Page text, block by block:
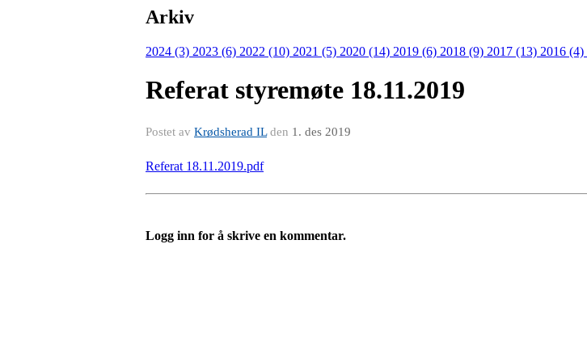
Arkiv
2024 (3) 2023 (6) 2022 (10) 2021 (5) 2020 (14) 2019 (6) 2018 (9) 2017 (13) 2016 (4)
Referat styremøte 18.11.2019
Postet av Krødsherad ILden 1. des 2019
Referat 18.11.2019.pdf
Logg inn for å skrive en kommentar.